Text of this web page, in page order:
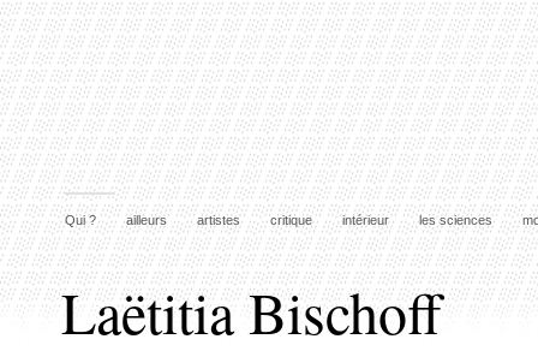
Qui ? ailleurs artistes critique intérieur les sciences
Laëtitia Bischoff